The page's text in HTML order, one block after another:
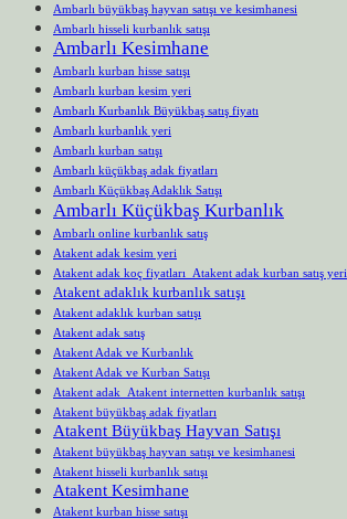
Ambarlı büyükbaş hayvan satışı ve kesimhanesi
Ambarlı hisseli kurbanlık satışı
Ambarlı Kesimhane
Ambarlı kurban hisse satışı
Ambarlı kurban kesim yeri
Ambarlı Kurbanlık Büyükbaş satış fiyatı
Ambarlı kurbanlık yeri
Ambarlı kurban satışı
Ambarlı küçükbaş adak fiyatları
Ambarlı Küçükbaş Adaklık Satışı
Ambarlı Küçükbaş Kurbanlık
Ambarlı online kurbanlık satış
Atakent adak kesim yeri
Atakent adak koç fiyatları Atakent adak kurban satış yeri
Atakent adaklık kurbanlık satışı
Atakent adaklık kurban satışı
Atakent adak satış
Atakent Adak ve Kurbanlık
Atakent Adak ve Kurban Satışı
Atakent adak Atakent internetten kurbanlık satışı
Atakent büyükbaş adak fiyatları
Atakent Büyükbaş Hayvan Satışı
Atakent büyükbaş hayvan satışı ve kesimhanesi
Atakent hisseli kurbanlık satışı
Atakent Kesimhane
Atakent kurban hisse satışı